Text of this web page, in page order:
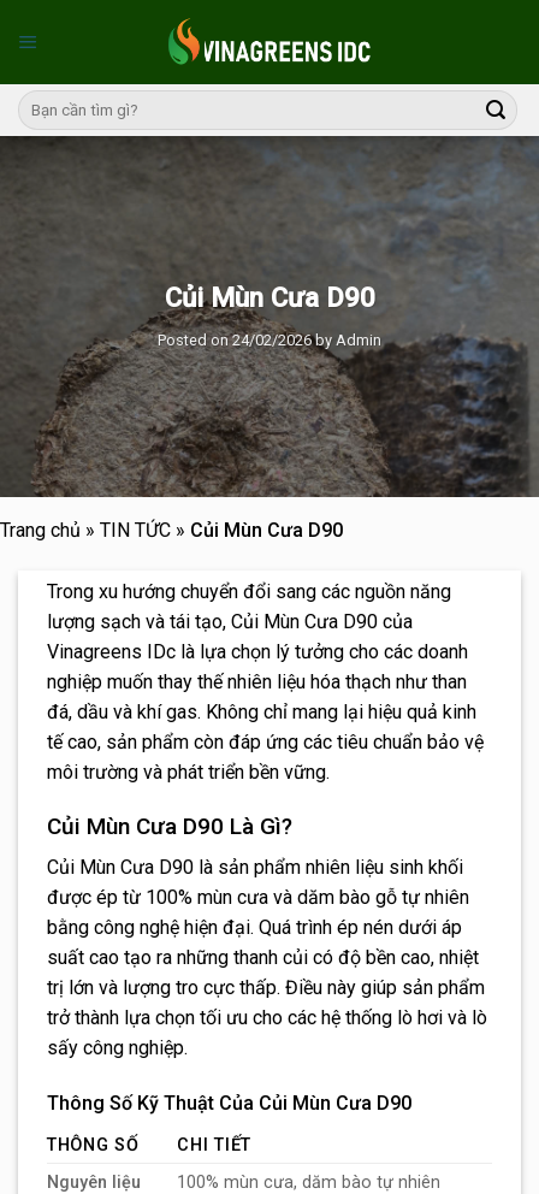
Củi Mùn Cưa D90
Posted on24/02/2026by Admin
Trang chủ » TIN TỨC » Củi Mùn Cưa D90
Trong xu hướng chuyển đổi sang các nguồn năng
lượng sạch và tái tạo, Củi Mùn Cưa D90 của
Vinagreens IDc là lựa chọn lý tưởng cho các doanh
nghiệp muốn thay thế nhiên liệu hóa thạch như than
đá, dầu và khí gas. Không chỉ mang lại hiệu quả kinh
tế cao, sản phẩm còn đáp ứng các tiêu chuẩn bảo vệ
môi trường và phát triển bền vững.
Củi Mùn Cưa D90 Là Gì?
Củi Mùn Cưa D90 là sản phẩm nhiên liệu sinh khối
được ép từ 100% mùn cưa và dăm bào gỗ tự nhiên
bằng công nghệ hiện đại. Quá trình ép nén dưới áp
suất cao tạo ra những thanh củi có độ bền cao, nhiệt
trị lớn và lượng tro cực thấp. Điều này giúp sản phẩm
trở thành lựa chọn tối ưu cho các hệ thống lò hơi và lò
sấy công nghiệp.
Thông Số Kỹ Thuật Của Củi Mùn Cưa D90
THÔNG SỐ
CHI TIẾT
Nguyên liệu
100% mùn cưa, dăm bào tự nhiên